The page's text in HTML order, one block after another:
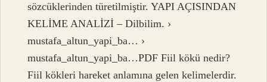
sözcüklerinden türetilmiştir. YAPI AÇISINDAN
KELİME ANALİZİ – Dilbilim. ›
mustafa_altun_yapi_ba… ›
mustafa_altun_yapi_ba…PDF Fiil kökü nedir?
Fiil kökleri hareket anlamına gelen kelimelerdir.